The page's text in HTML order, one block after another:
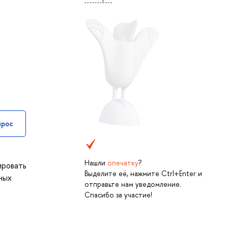
Нашли опечатку?
Выделите её, нажмите Ctrl+Enter и
отправьте нам уведомление.
Спасибо за участие!